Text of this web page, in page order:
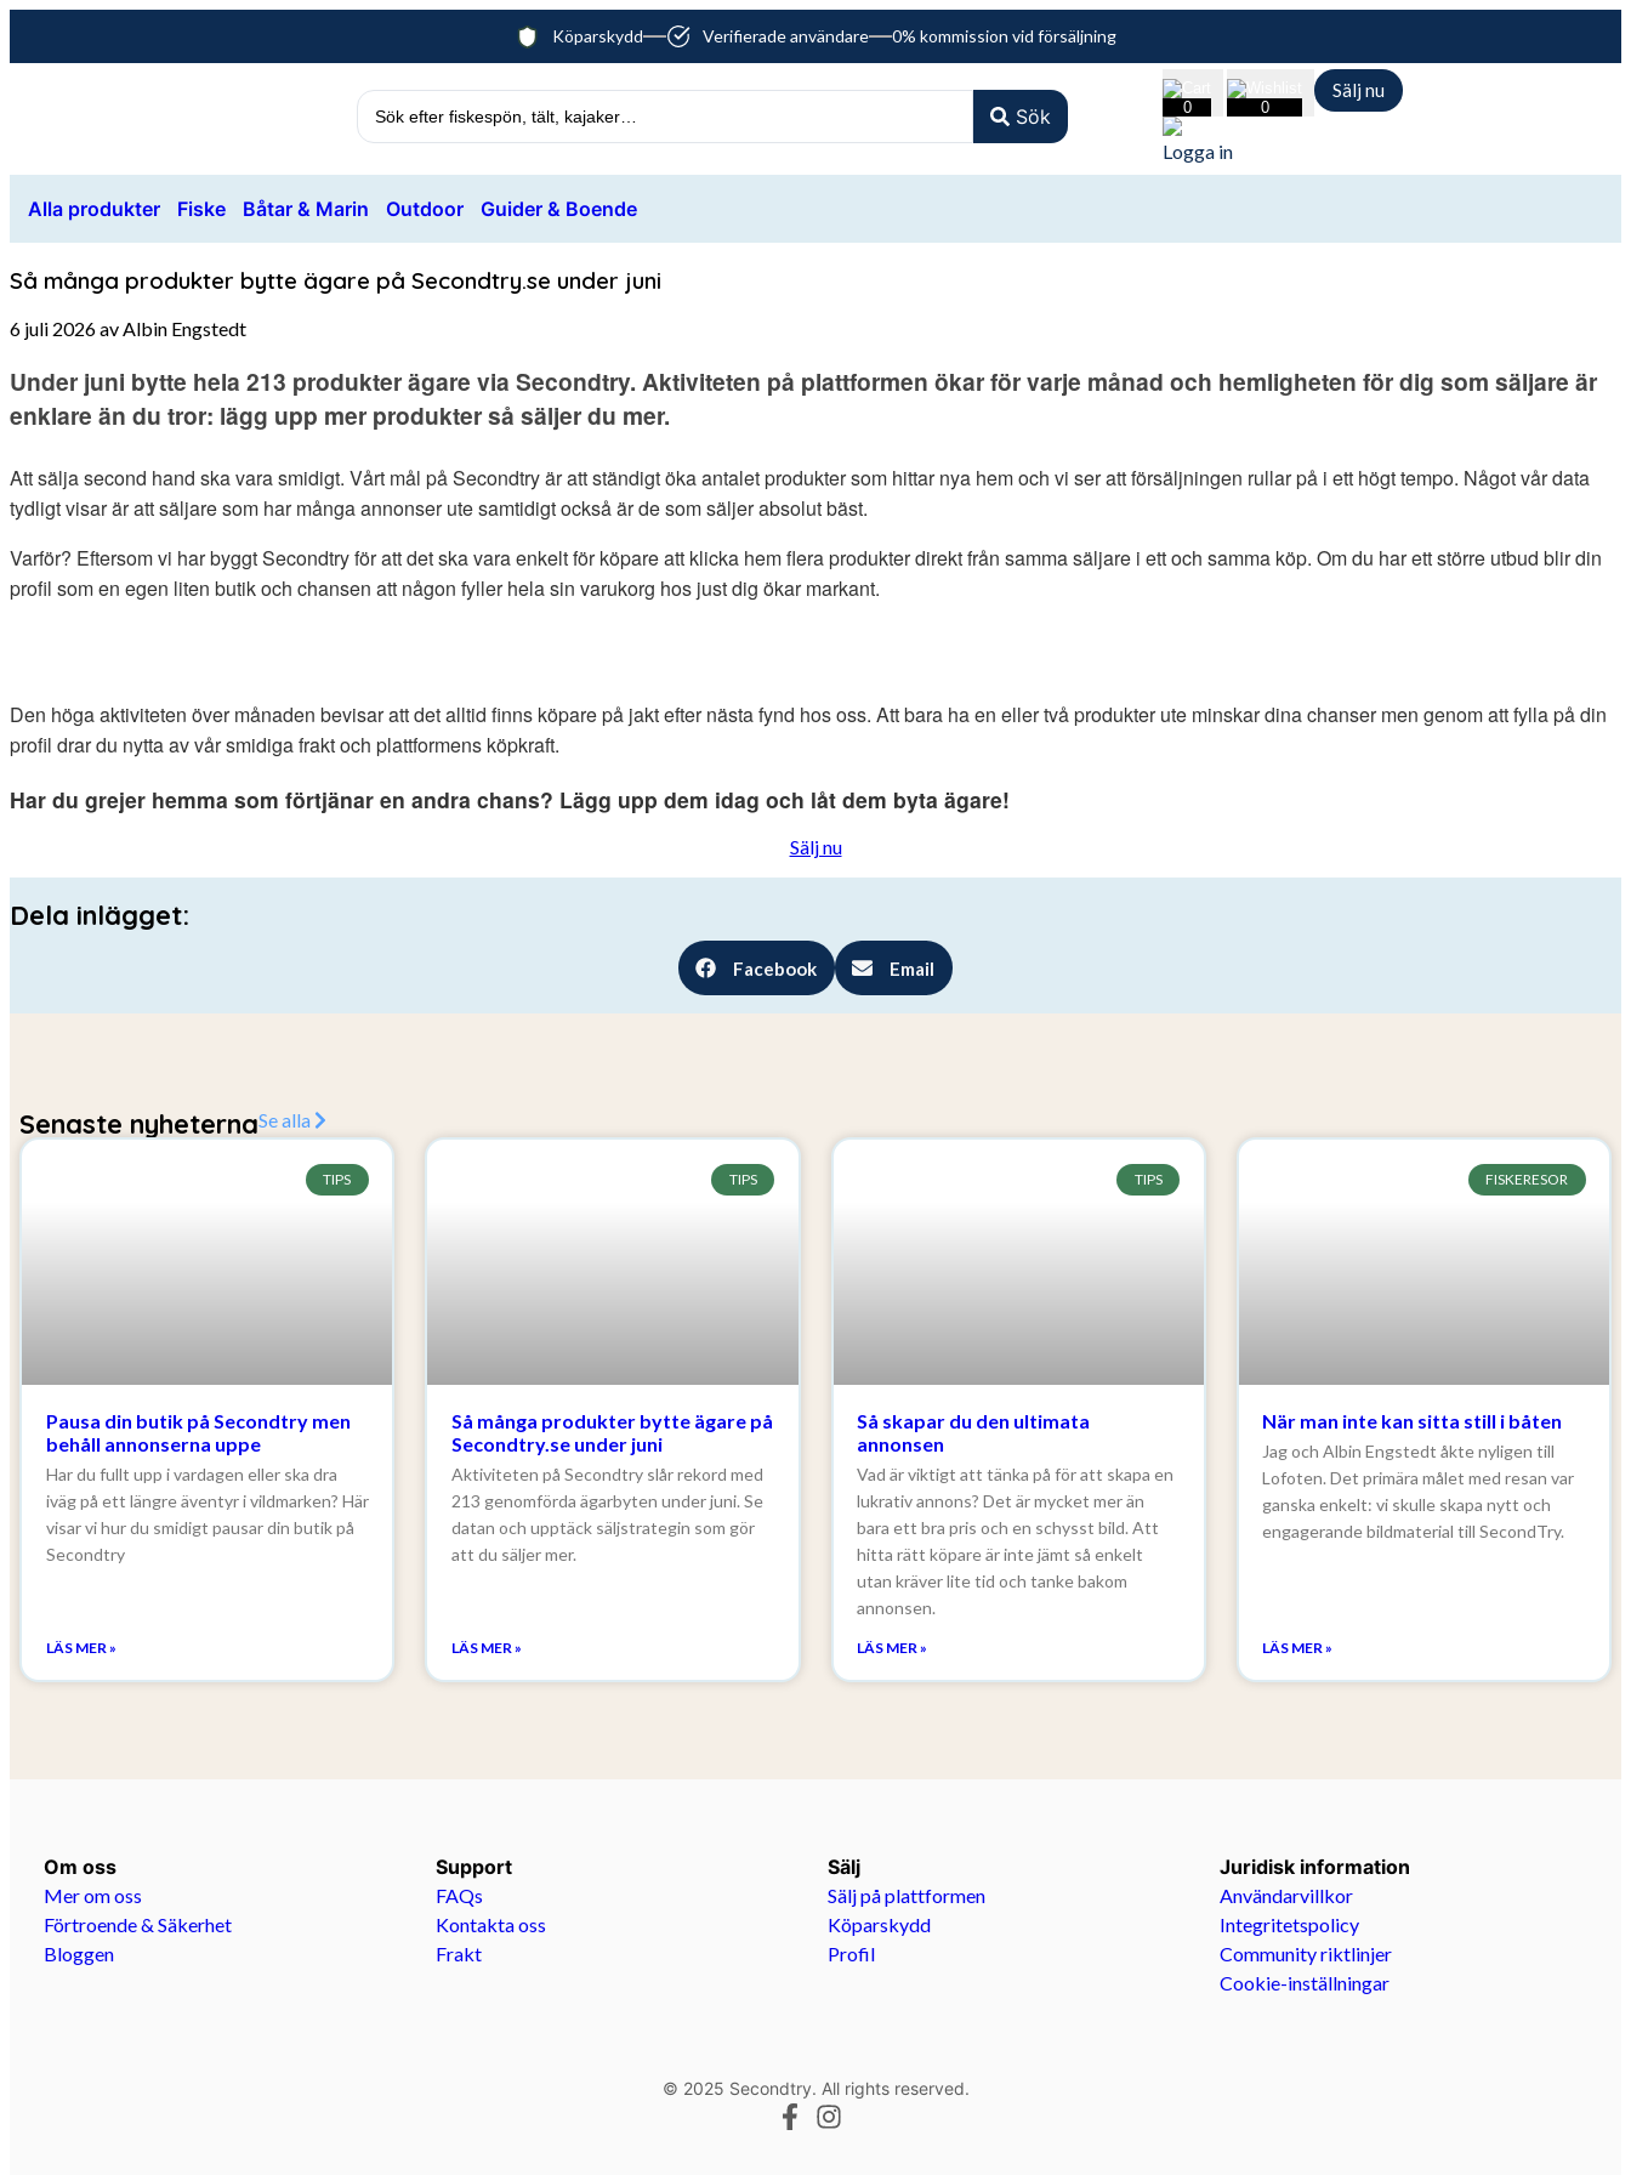
Köparskydd Verifierade användare 0% kommission vid försäljning
Sök cart
0 wishlist
0
Logga in
Sälj nu
Alla produkter Fiske Båtar & Marin Outdoor Guider & Boende
Så många produkter bytte ägare på Secondtry.se under juni
6 juli 2026 av Albin Engstedt
Under juni bytte hela 213 produkter ägare via Secondtry. Aktiviteten på plattformen ökar för varje månad och hemligheten för dig som säljare är
enklare än du tror: lägg upp mer produkter så säljer du mer.
Att sälja second hand ska vara smidigt. Vårt mål på Secondtry är att ständigt öka antalet produkter som hittar nya hem och vi ser att försäljningen rullar på i ett högt tempo. Något vår data
tydligt visar är att säljare som har många annonser ute samtidigt också är de som säljer absolut bäst.
Varför? Eftersom vi har byggt Secondtry för att det ska vara enkelt för köpare att klicka hem flera produkter direkt från samma säljare i ett och samma köp. Om du har ett större utbud blir din
profil som en egen liten butik och chansen att någon fyller hela sin varukorg hos just dig ökar markant.
Den höga aktiviteten över månaden bevisar att det alltid finns köpare på jakt efter nästa fynd hos oss. Att bara ha en eller två produkter ute minskar dina chanser men genom att fylla på din
profil drar du nytta av vår smidiga frakt och plattformens köpkraft.
Har du grejer hemma som förtjänar en andra chans? Lägg upp dem idag och låt dem byta ägare!
Sälj nu
Dela inlägget:
Facebook Email
Senaste nyheternaSe alla
TIPS
Pausa din butik på Secondtry men
behåll annonserna uppe
Har du fullt upp i vardagen eller ska dra
iväg på ett längre äventyr i vildmarken? Här
visar vi hur du smidigt pausar din butik på
Secondtry
LÄS MER »
TIPS
Så många produkter bytte ägare på
Secondtry.se under juni
Aktiviteten på Secondtry slår rekord med
213 genomförda ägarbyten under juni. Se
datan och upptäck säljstrategin som gör
att du säljer mer.
LÄS MER »
TIPS
Så skapar du den ultimata
annonsen
Vad är viktigt att tänka på för att skapa en
lukrativ annons? Det är mycket mer än
bara ett bra pris och en schysst bild. Att
hitta rätt köpare är inte jämt så enkelt
utan kräver lite tid och tanke bakom
annonsen.
LÄS MER »
FISKERESOR
När man inte kan sitta still i båten
Jag och Albin Engstedt åkte nyligen till
Lofoten. Det primära målet med resan var
ganska enkelt: vi skulle skapa nytt och
engagerande bildmaterial till SecondTry.
LÄS MER »
Om oss
Mer om oss
Förtroende & Säkerhet
Bloggen
Support
FAQs
Kontakta oss
Frakt
Sälj
Sälj på plattformen
Köparskydd
Profil
Juridisk information
Användarvillkor
Integritetspolicy
Community riktlinjer
Cookie-inställningar
© 2025 Secondtry. All rights reserved.